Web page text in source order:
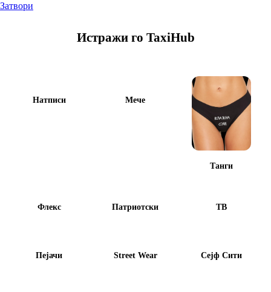
Затвори
Истражи го TaxiHub
Натписи Мече
Танги
Флекс Патриотски ТВ
Пејачи Street Wear Сејф Сити